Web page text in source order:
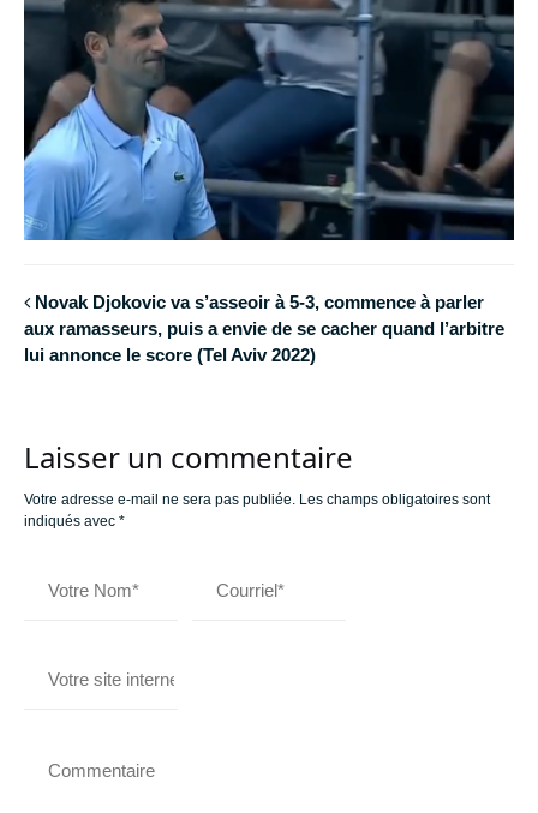
Novak Djokovic va s’asseoir à 5-3, commence à parler
aux ramasseurs, puis a envie de se cacher quand l’arbitre
lui annonce le score (Tel Aviv 2022)
Laisser un commentaire
Votre adresse e-mail ne sera pas publiée. Les champs obligatoires sont
indiqués avec *